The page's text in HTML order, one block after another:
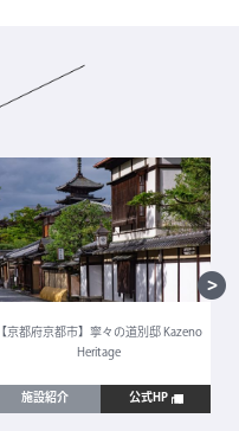
【京都府京都市】寧々の道別邸 Kazeno
Heritage
施設紹介 公式HP